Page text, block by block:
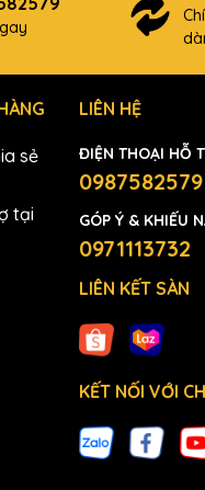
sẻ
tại
LIÊN HỆ
ĐIỆN THOẠI HỖ
0987582579
GÓP Ý & KHIẾU
0971113732
LIÊN KẾT SÀN
KẾT NỐI VỚI